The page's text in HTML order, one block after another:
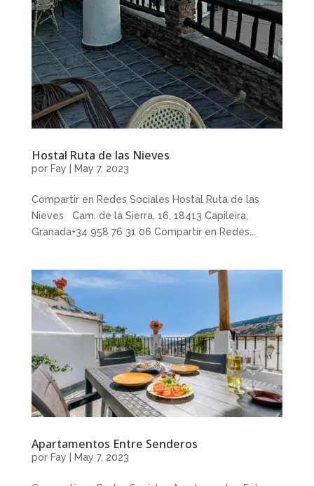
Hostal Ruta de las Nieves
por Fay May 7, 2023
Compartir en Redes Sociales Hostal Ruta de las
Nieves Cam. de la Sierra, 16, 18413 Capileira,
Granada+34 958 76 31 06 Compartir en Redes...
Apartamentos Entre Senderos
por Fay May 7, 2023